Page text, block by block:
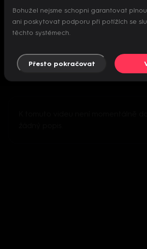
Nepodařilo se inicializovat
Bohužel nejsme schopni garantovat
ani poskytovat podporu při potížích se
těchto systémech.
Přesto pokračovat